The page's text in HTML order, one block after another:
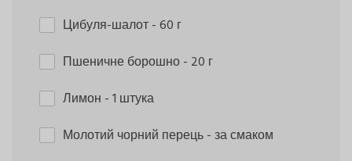
Цибуля-шалот- 60 г
Пшеничне борошно- 20 г
Лимон - 1 штука
Молотий чорний перець- за смаком